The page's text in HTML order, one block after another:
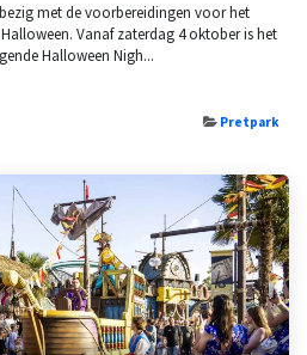
met de voorbereidingen voor het
Vanaf zaterdag 4 oktober is het
Halloween Nigh...
Pretpark